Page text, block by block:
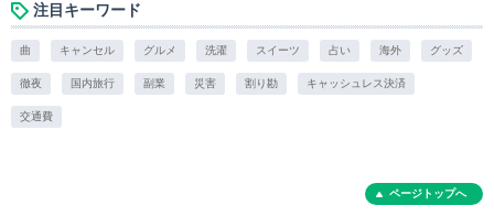
注目キーワード
曲 キャンセル グルメ 洗濯 スイーツ 占い 海外 グッズ
徹夜 国内旅行 副業 災害 割り勘 キャッシュレス決済
交通費
ページトップへ